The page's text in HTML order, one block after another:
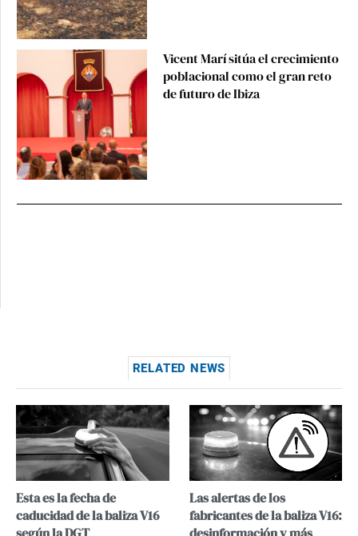
Vicent Marí sitúa el crecimiento
poblacional como el gran reto
de futuro de Ibiza
RELATED NEWS
Esta es la fecha de
caducidad de la baliza V16
Las alertas de los
fabricantes de la baliza V16: